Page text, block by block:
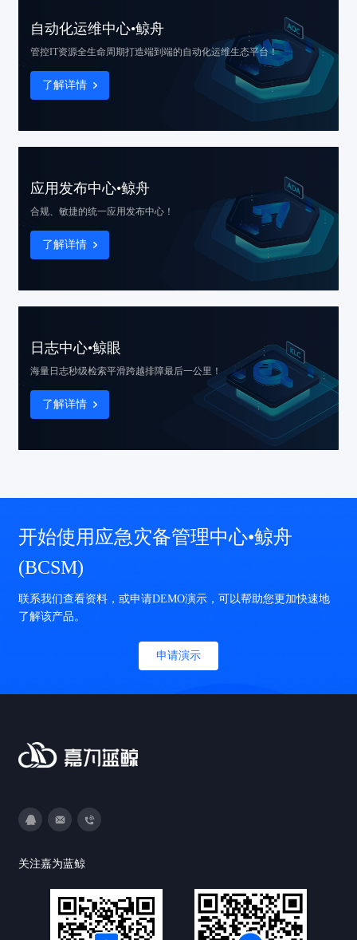
自动化运维中心•鲸舟
管控IT资源全生命周期打造端到端的自动化运维生态平台！
了解详情
应用发布中心•鲸舟
合规、敏捷的统一应用发布中心！
了解详情
日志中心•鲸眼
海量日志秒级检索平滑跨越排障最后一公里！
了解详情
开始使用应急灾备管理中心•鲸舟
(BCSM)
联系我们查看资料，或申请DEMO演示，可以帮助您更加快速地
了解该产品。
申请演示
关注嘉为蓝鲸